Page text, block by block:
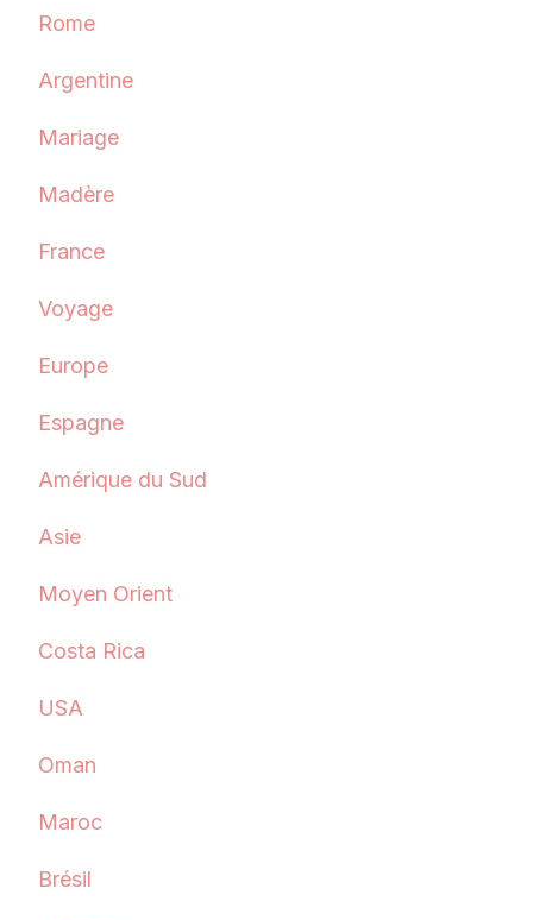
Rome
Argentine
Mariage
Madère
France
Voyage
Europe
Espagne
Amérique du Sud
Asie
Moyen Orient
Costa Rica
USA
Oman
Maroc
Brésil